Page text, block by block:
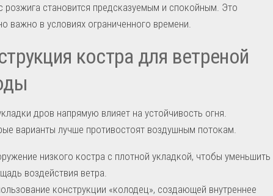
розжига становится предсказуемым и спокойным. Это
важно в условиях ограниченного времени.
костра для ветреной
дров напрямую влияет на устойчивость огня.
варианты лучше противостоят воздушным потокам.
низкого костра с плотной укладкой, чтобы уменьшить
воздействия ветра.
конструкции «колодец», создающей внутреннее